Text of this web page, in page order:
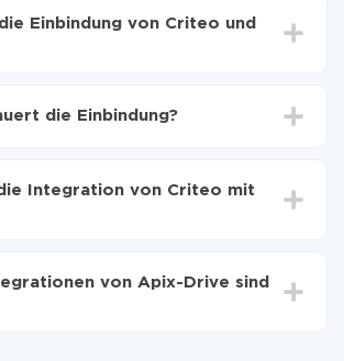
Einbindung von Criteo und
die Einbindung?
dauert es 10-15 Minuten.
Integration von Criteo mit
Datenmenge, die über unseren
System auf ein anderes übertragen
von Apix-Drive sind